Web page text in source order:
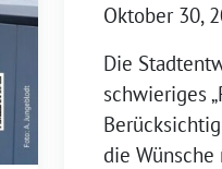
Oktober 30,
Die
schwieriges
die